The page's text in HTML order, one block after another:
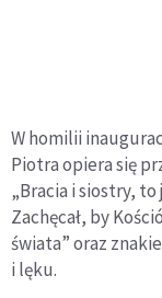
W homilii
Piotra opiera się
„Bracia i siostry, to
Zachęcał, by
świata” oraz
i lęku.